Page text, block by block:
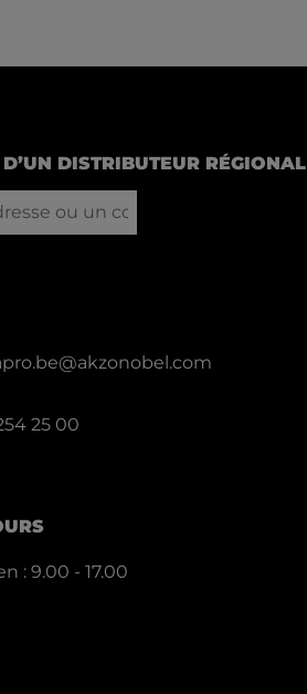
DISTRIBUTEUR RÉGIONAL
25 00
: 9.00 - 17.00